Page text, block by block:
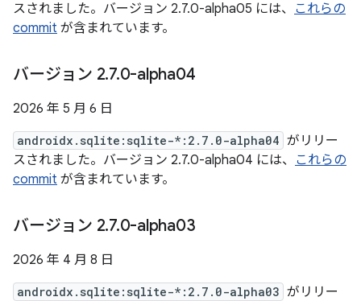
スされました。バージョン 2.7.0-alpha05 には、 これらの
commit が含まれています。
バージョン 2.7.0-alpha04
2026 年 5 月 6 日
androidx.sqlite:sqlite-*:2.7.0-alpha04 がリリー
スされました。バージョン 2.7.0-alpha04 には、 これらの
commit が含まれています。
バージョン 2.7.0-alpha03
2026 年 4 月 8 日
androidx.sqlite:sqlite-*:2.7.0-alpha03 がリリー